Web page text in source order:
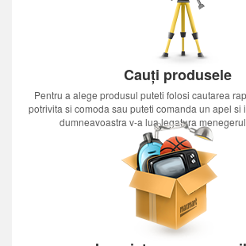
Cauți produsele
Pentru a alege produsul puteti folosi cautarea
potrivita si comoda sau puteti comanda un apel si
dumneavoastra v-a lua legatura